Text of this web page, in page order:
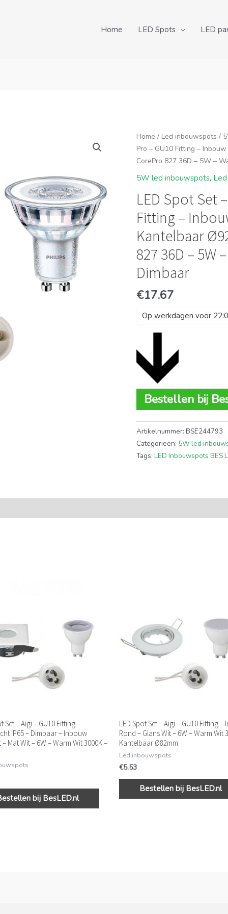
Home LED Spots LED
Home / Led inbouwspots /
Pro – GU10 Fitting –
CorePro 827 36D – 5W –
5W led inbouwspots,
LED Spot Set
Fitting –
Kantelbaar
827 36D – 5W
Dimbaar
€17.67
Op werkdagen voor
Bestellen bij
Artikelnummer:BSE244793
Categorieën: 5W led
Tags:LED Inbouwspots BES
Set – Aigi – GU10 Fitting –
IP65 – Dimbaar – Inbouw
Mat Wit – 6W – Warm Wit 3000K –
bij BesLED.nl
LED Spot Set – Aigi – GU10 Fitting –
Rond – Glans Wit – 6W – Warm Wit
Kantelbaar Ø82mm
Led inbouwspots
€5.53
Bestellen bij BesLED.nl